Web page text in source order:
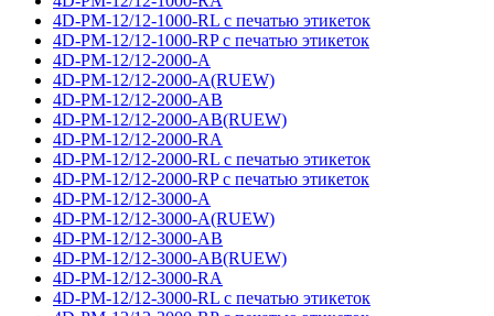
4D-PM-12/12-1000-RL с печатью этикеток
4D-PM-12/12-1000-RP с печатью этикеток
4D-PM-12/12-2000-A
4D-PM-12/12-2000-A(RUEW)
4D-PM-12/12-2000-AB
4D-PM-12/12-2000-AB(RUEW)
4D-PM-12/12-2000-RA
4D-PM-12/12-2000-RL с печатью этикеток
4D-PM-12/12-2000-RP с печатью этикеток
4D-PM-12/12-3000-A
4D-PM-12/12-3000-A(RUEW)
4D-PM-12/12-3000-AB
4D-PM-12/12-3000-AB(RUEW)
4D-PM-12/12-3000-RA
4D-PM-12/12-3000-RL с печатью этикеток